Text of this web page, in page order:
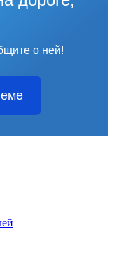
о ней!